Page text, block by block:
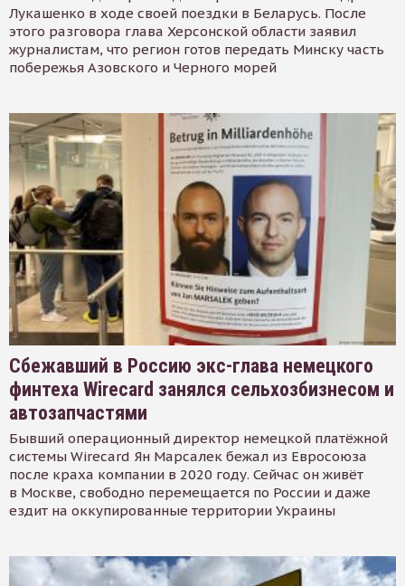
Лукашенко в ходе своей поездки в Беларусь. После
этого разговора глава Херсонской области заявил
журналистам, что регион готов передать Минску часть
побережья Азовского и Черного морей
Сбежавший в Россию экс-глава немецкого
финтеха Wirecard занялся сельхозбизнесом и
автозапчастями
Бывший операционный директор немецкой платёжной
системы Wirecard Ян Марсалек бежал из Евросоюза
после краха компании в 2020 году. Сейчас он живёт
в Москве, свободно перемещается по России и даже
ездит на оккупированные территории Украины